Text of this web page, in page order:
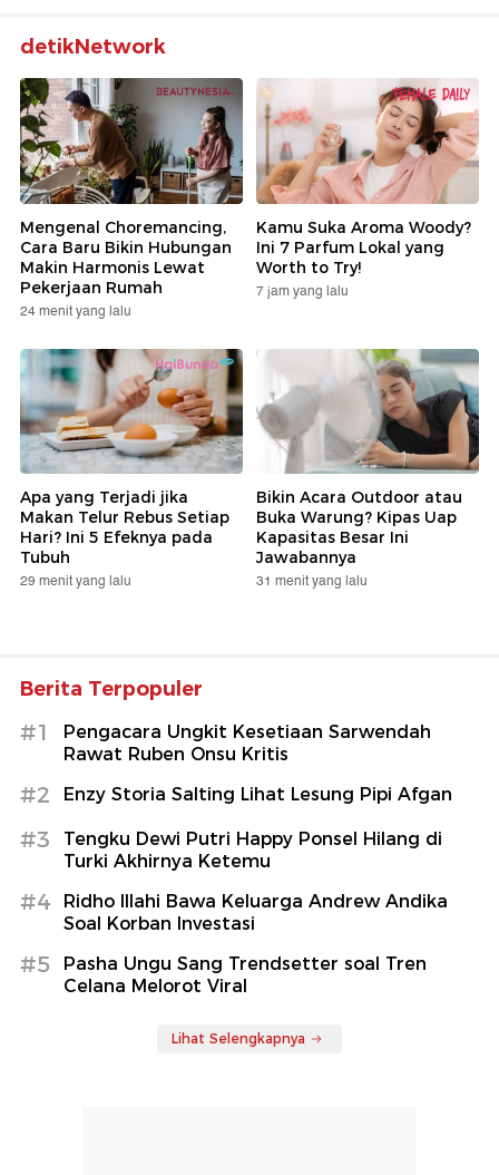
detikNetwork
Mengenal Choremancing,
Cara Baru Bikin Hubungan
Makin Harmonis Lewat
Pekerjaan Rumah
24 menit yang lalu
Kamu Suka Aroma Woody?
Ini 7 Parfum Lokal yang
Worth to Try!
7 jam yang lalu
Apa yang Terjadi jika
Makan Telur Rebus Setiap
Hari? Ini 5 Efeknya pada
Tubuh
29 menit yang lalu
Bikin Acara Outdoor atau
Buka Warung? Kipas Uap
Kapasitas Besar Ini
Jawabannya
31 menit yang lalu
Berita Terpopuler
#1
Pengacara Ungkit Kesetiaan Sarwendah
Rawat Ruben Onsu Kritis
#2 Enzy Storia Salting Lihat Lesung Pipi Afgan
#3
Tengku Dewi Putri Happy Ponsel Hilang di
Turki Akhirnya Ketemu
#4
Ridho Illahi Bawa Keluarga Andrew Andika
Soal Korban Investasi
#5
Pasha Ungu Sang Trendsetter soal Tren
Celana Melorot Viral
Lihat Selengkapnya